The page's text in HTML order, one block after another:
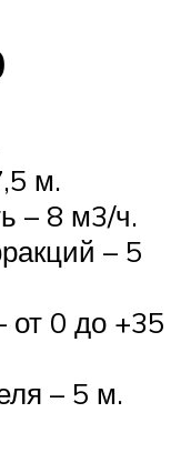
м.
– 8 м3/ч.
– 5
от 0 до +35
– 5 м.